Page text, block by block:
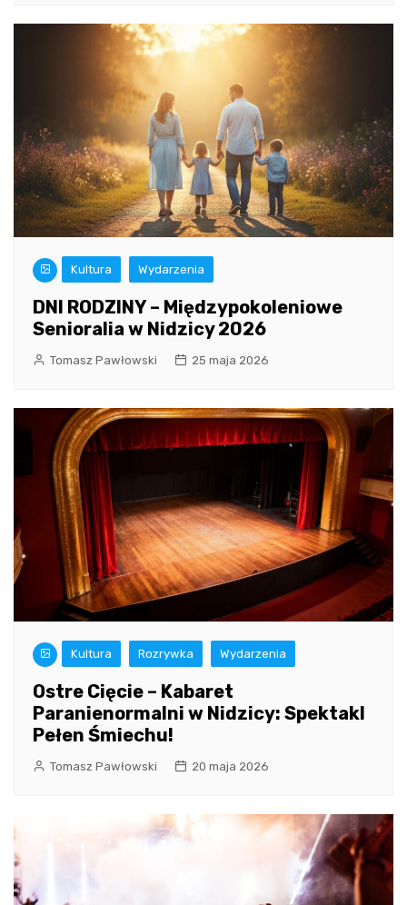
Kultura Wydarzenia
DNI RODZINY – Międzypokoleniowe
Senioralia w Nidzicy 2026
Tomasz Pawłowski 25 maja 2026
Kultura Rozrywka Wydarzenia
Ostre Cięcie – Kabaret
Paranienormalni w Nidzicy: Spektakl
Pełen Śmiechu!
Tomasz Pawłowski 20 maja 2026